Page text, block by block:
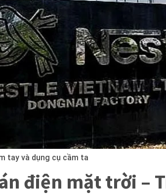
tay và dụng cụ cầm ta
điện mặt trời –